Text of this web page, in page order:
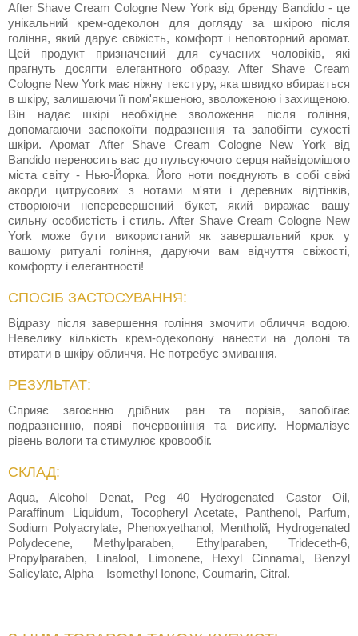
After Shave Cream Cologne New York від бренду Bandido - це
унікальний крем-одеколон для догляду за шкірою після
гоління, який дарує свіжість, комфорт і неповторний аромат.
Цей продукт призначений для сучасних чоловіків, які
прагнуть досягти елегантного образу. After Shave Cream
Cologne New York має ніжну текстуру, яка швидко вбирається
в шкіру, залишаючи її пом'якшеною, зволоженою і захищеною.
Він надає шкірі необхідне зволоження після гоління,
допомагаючи заспокоїти подразнення та запобігти сухості
шкіри. Аромат After Shave Cream Cologne New York від
Bandido переносить вас до пульсуючого серця найвідомішого
міста світу - Нью-Йорка. Його ноти поєднують в собі свіжі
акорди цитрусових з нотами м'яти і деревних відтінків,
створюючи неперевершений букет, який виражає вашу
сильну особистість і стиль. After Shave Cream Cologne New
York може бути використаний як завершальний крок у
вашому ритуалі гоління, даруючи вам відчуття свіжості,
комфорту і елегантності!
СПОСІБ ЗАСТОСУВАННЯ:
Відразу після завершення гоління змочити обличчя водою.
Невелику кількість крем-одеколону нанести на долоні та
втирати в шкіру обличчя. Не потребує змивання.
РЕЗУЛЬТАТ:
Сприяє загоєнню дрібних ран та порізів, запобігає
подразненню, появі почервоніння та висипу. Нормалізує
рівень вологи та стимулює кровообіг.
СКЛАД:
Aqua, Alcohol Denat, Peg 40 Hydrogenated Castor Oil,
Paraffinum Liquidum, Tocopheryl Acetate, Panthenol, Parfum,
Sodium Polyacrylate, Phenoxyethanol, Mentholй, Hydrogenated
Polydecene, Methylparaben, Ethylparaben, Trideceth-6,
Propylparaben, Linalool, Limonene, Hexyl Cinnamal, Benzyl
Salicylate, Alpha – Isomethyl Ionone, Coumarin, Citral.